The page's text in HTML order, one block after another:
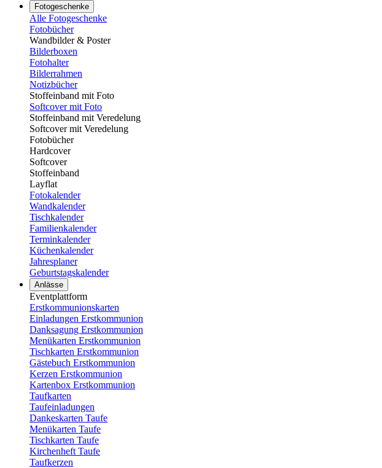
Fotogeschenke
Alle Fotogeschenke
Fotobücher
Wandbilder & Poster
Bilderboxen
Fotohalter
Bilderrahmen
Notizbücher
Stoffeinband mit Foto
Softcover mit Foto
Stoffeinband mit Veredelung
Softcover mit Veredelung
Fotobücher
Hardcover
Softcover
Stoffeinband
Layflat
Fotokalender
Wandkalender
Tischkalender
Familienkalender
Terminkalender
Küchenkalender
Jahresplaner
Geburtstagskalender
Anlässe
Eventplattform
Erstkommunionskarten
Einladungen Erstkommunion
Danksagung Erstkommunion
Menükarten Erstkommunion
Tischkarten Erstkommunion
Gästebuch Erstkommunion
Kerzen Erstkommunion
Kartenbox Erstkommunion
Taufkarten
Taufeinladungen
Dankeskarten Taufe
Menükarten Taufe
Tischkarten Taufe
Kirchenheft Taufe
Taufkerzen